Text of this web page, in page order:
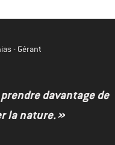
- Gérant
davantage de
la nature. »